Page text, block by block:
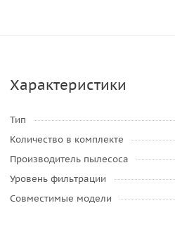
Характеристики
Тип
Количество в комплекте
Производитель пылесоса
Уровень фильтрации
Совместимые модели